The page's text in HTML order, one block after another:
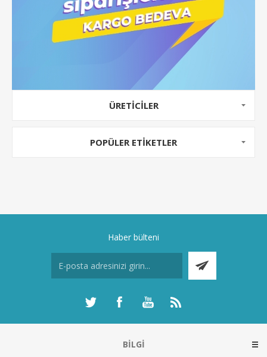
ÜRETICILER
POPÜLER ETIKETLER
Haber bülteni
BILGI